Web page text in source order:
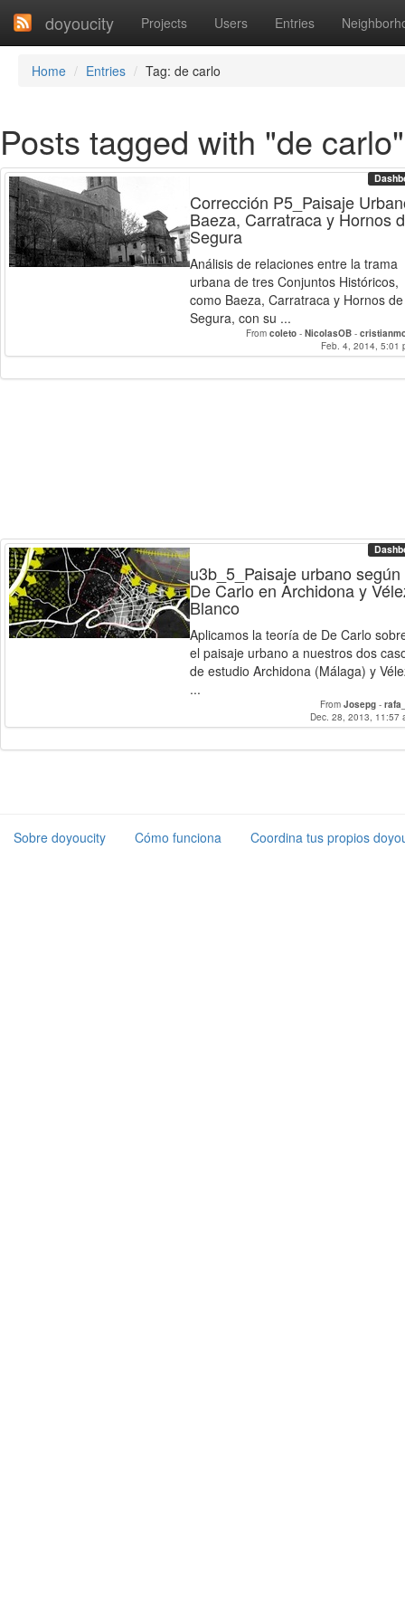
doyoucity Projects Users Entries
Home Entries Tag: de carlo
Posts tagged with "de carlo"
Corrección P5_Paisaje
Baeza, Carratraca y Hornos
Segura
Análisis de relaciones entre la trama
urbana de tres Conjuntos Históricos,
como Baeza, Carratraca y Hornos de
Segura, con su ...
From coleto - NicolasOB -
Feb. 4, 2014, 5:01
u3b_5_Paisaje urbano según
De Carlo en Archidona y
Blanco
Aplicamos la teoría de De Carlo
el paisaje urbano a nuestros dos
de estudio Archidona (Málaga) y
...
From Josepg -
Dec. 28, 2013, 11:57
Sobre doyoucity Cómo funciona Coordina tus propios